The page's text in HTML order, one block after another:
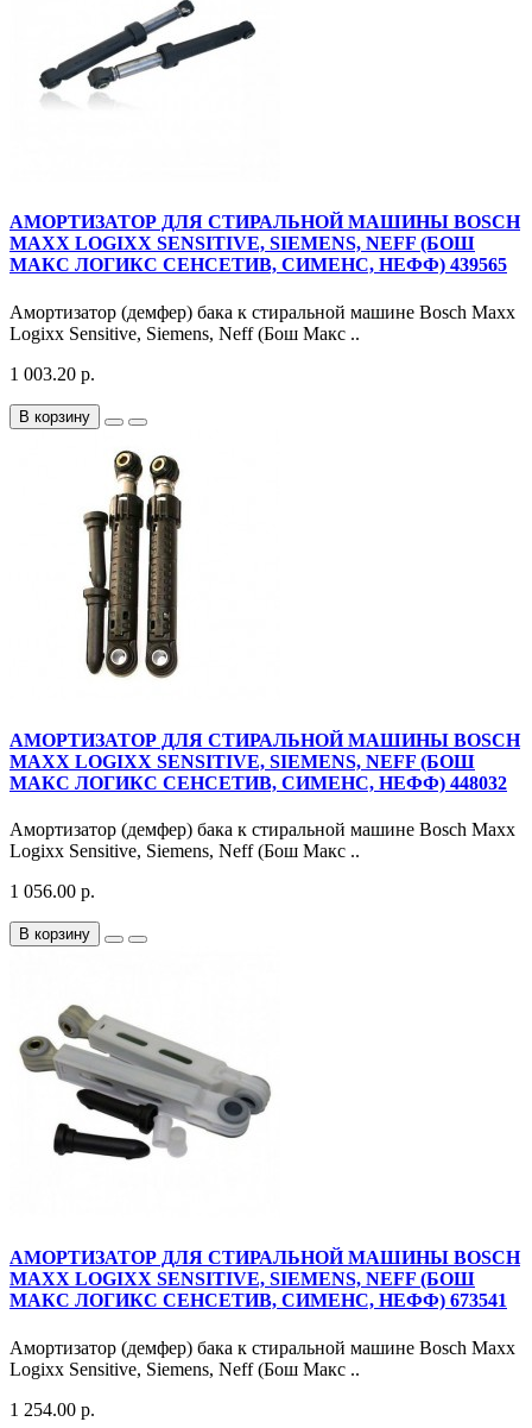
АМОРТИЗАТОР ДЛЯ СТИРАЛЬНОЙ МАШИНЫ BOSCH
MAXX LOGIXX SENSITIVE, SIEMENS, NEFF (БОШ
МАКС ЛОГИКС СЕНСЕТИВ, СИМЕНС, НЕФФ) 439565
Амортизатор (демфер) бака к стиральной машине Bosch Maxx
Logixx Sensitive, Siemens, Neff (Бош Макс ..
1 003.20 р.
В корзину
АМОРТИЗАТОР ДЛЯ СТИРАЛЬНОЙ МАШИНЫ BOSCH
MAXX LOGIXX SENSITIVE, SIEMENS, NEFF (БОШ
МАКС ЛОГИКС СЕНСЕТИВ, СИМЕНС, НЕФФ) 448032
Амортизатор (демфер) бака к стиральной машине Bosch Maxx
Logixx Sensitive, Siemens, Neff (Бош Макс ..
1 056.00 р.
В корзину
АМОРТИЗАТОР ДЛЯ СТИРАЛЬНОЙ МАШИНЫ BOSCH
MAXX LOGIXX SENSITIVE, SIEMENS, NEFF (БОШ
МАКС ЛОГИКС СЕНСЕТИВ, СИМЕНС, НЕФФ) 673541
Амортизатор (демфер) бака к стиральной машине Bosch Maxx
Logixx Sensitive, Siemens, Neff (Бош Макс ..
1 254.00 р.